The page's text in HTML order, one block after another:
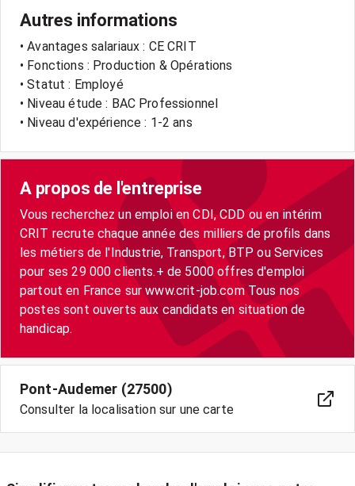
Autres informations
• Avantages salariaux : CE CRIT
• Fonctions : Production & Opérations
• Statut : Employé
• Niveau étude : BAC Professionnel
• Niveau d'expérience : 1-2 ans
A propos de l'entreprise
Vous recherchez un emploi en CDI, CDD ou en intérim
CRIT recrute chaque année des milliers de profils dans
les métiers de l'Industrie, Transport, BTP ou Services
pour ses 29 000 clients.+ de 5000 offres d'emploi
partout en France sur www.crit-job.com Tous nos
postes sont ouverts aux candidats en situation de
handicap.
Pont-Audemer (27500)
Consulter la localisation sur une carte